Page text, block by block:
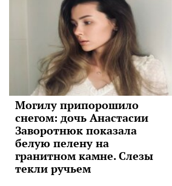
Могилу припорошило
снегом: дочь Анастасии
Заворотнюк показала
белую пелену на
гранитном камне. Слезы
текли ручьем